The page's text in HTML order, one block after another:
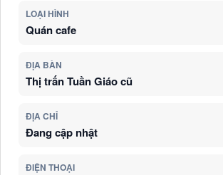
LOẠI HÌNH
Quán cafe
ĐỊA BÀN
Thị trấn Tuần Giáo cũ
ĐỊA CHỈ
Đang cập nhật
ĐIỆN THOẠI